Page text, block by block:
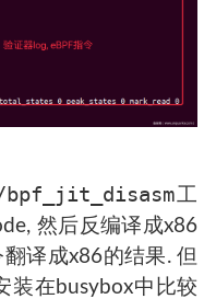
工
然后反编译成x86
译成x86的结果. 但
装在busybox中比较